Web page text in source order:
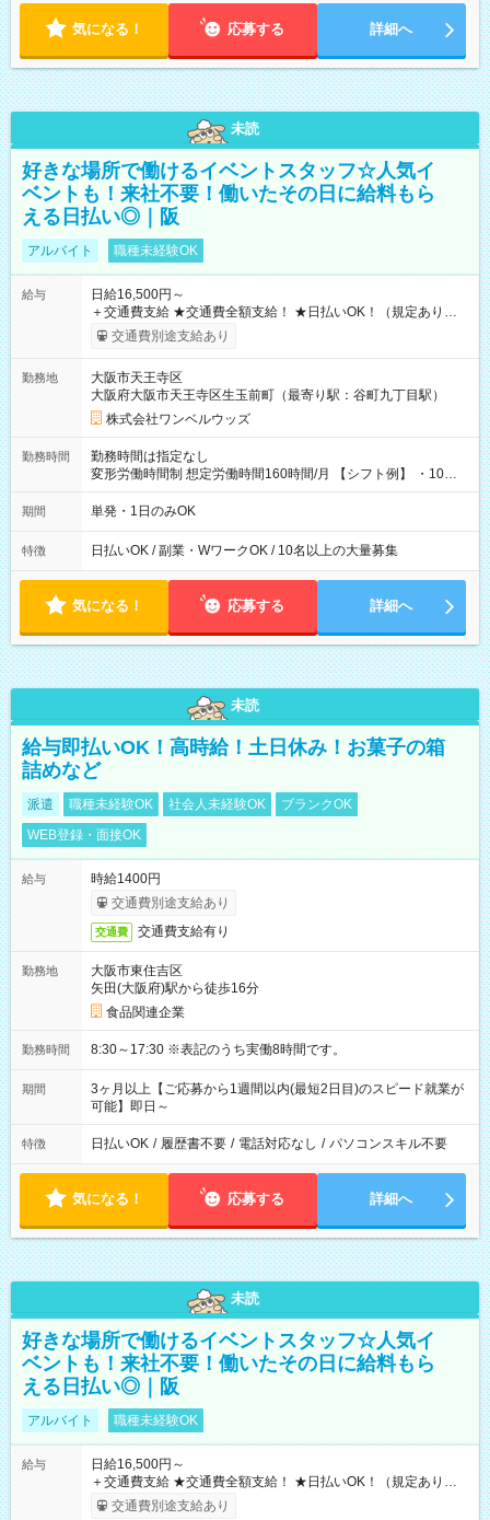
気になる！ 応募する 詳細へ
未読
好きな場所で働けるイベントスタッフ☆人気イ
ベントも！来社不要！働いたその日に給料もら
える日払い◎｜阪
アルバイト 職種未経験OK
給与
日給16,500円～
＋交通費支給 ★交通費全額支給！ ★日払いOK！（規定あり） ┗
働いたその日に現金GET♪ お仕事後はコンビニATMから 日払
交通費別途支給あり
勤務地
大阪市天王寺区
大阪府大阪市天王寺区生玉前町（最寄り駅：谷町九丁目駅）
株式会社ワンベルウッズ
勤務時間
勤務時間は指定なし
変形労働時間制 想定労働時間160時間/月 【シフト例】 ・10：
00～20：00
期間 単発・1日のみOK
特徴 日払いOK / 副業・WワークOK / 10名以上の大量募集
気になる！ 応募する 詳細へ
未読
給与即払いOK！高時給！土日休み！お菓子の箱
詰めなど
派遣 職種未経験OK 社会人未経験OK
ブランクOK
WEB登録・面接OK
給与
時給1400円
交通費別途支給あり
交通費 交通費支給有り
勤務地
大阪市東住吉区
矢田(大阪府)駅から徒歩16分
食品関連企業
勤務時間 8:30～17:30 ※表記のうち実働8時間です。
期間
3ヶ月以上【ご応募から1週間以内(最短2日目)のスピード就業が
可能】即日～
特徴 日払いOK / 履歴書不要 / 電話対応なし / パソコンスキル不要
気になる！ 応募する 詳細へ
未読
好きな場所で働けるイベントスタッフ☆人気イ
ベントも！来社不要！働いたその日に給料もら
える日払い◎｜阪
アルバイト 職種未経験OK
給与
日給16,500円～
＋交通費支給 ★交通費全額支給！ ★日払いOK！（規定あり） ┗
働いたその日に現金GET♪ お仕事後はコンビニATMから 日払
交通費別途支給あり